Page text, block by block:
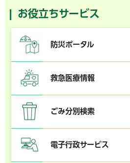
お役立ちサービス
防災ポータル
救急医療情報
ごみ分別検索
電子行政サービス